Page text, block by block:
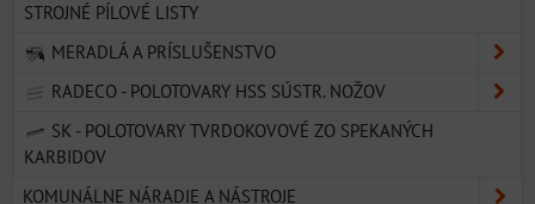
STROJNÉ PÍLOVÉ LISTY
MERADLÁ A PRÍSLUŠENSTVO
RADECO - POLOTOVARY HSS SÚSTR. NOŽOV
SK - POLOTOVARY TVRDOKOVOVÉ ZO SPEKANÝCH
KARBIDOV
KOMUNÁLNE NÁRADIE A NÁSTROJE